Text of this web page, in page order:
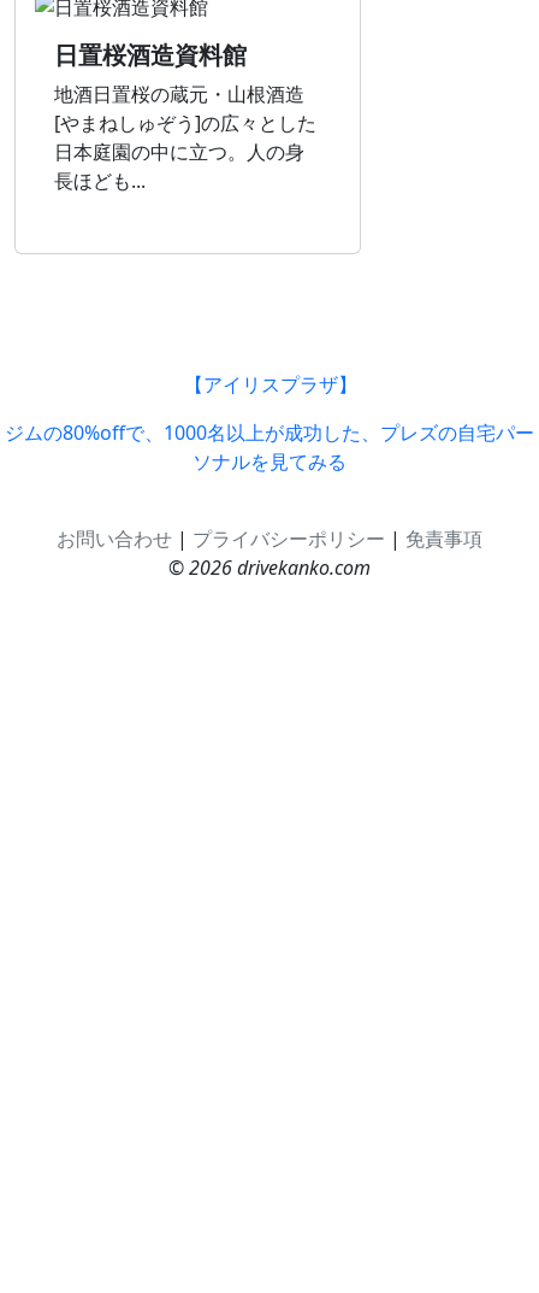
日置桜酒造資料館
地酒日置桜の蔵元・山根酒造
[やまねしゅぞう]の広々とした
日本庭園の中に立つ。人の身
長ほども...
【アイリスプラザ】
ジムの80%offで、1000名以上が成功した、プレズの自宅パー
ソナルを見てみる
お問い合わせ | プライバシーポリシー | 免責事項
© 2026 drivekanko.com